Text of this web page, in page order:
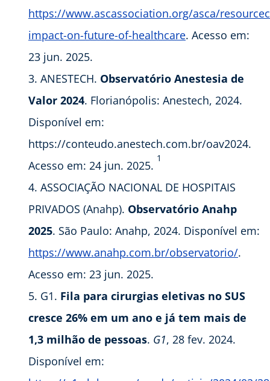
https://www.ascassociation.org/asca/
impact-on-future-of-healthcare. Acesso em:
23 jun. 2025.
ANESTECH. Observatório Anestesia de
Valor 2024. Florianópolis: Anestech, 2024.
Disponível em:
https://conteudo.anestech.com.br/oav2024.
Acesso em: 24 jun. 2025. 1
ASSOCIAÇÃO NACIONAL DE HOSPITAIS
PRIVADOS (Anahp). Observatório Anahp
2025. São Paulo: Anahp, 2024. Disponível em:
https://www.anahp.com.br/observatorio/.
Acesso em: 23 jun. 2025.
G1. Fila para cirurgias eletivas no SUS
cresce 26% em um ano e já tem mais de
1,3 milhão de pessoas. G1, 28 fev. 2024.
Disponível em: